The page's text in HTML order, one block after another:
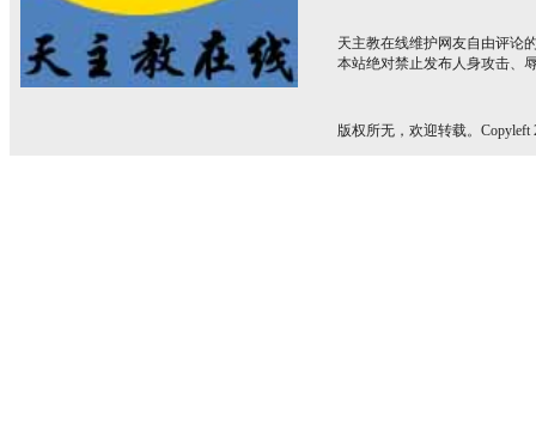
天主教在线维护网友自由评论
本站绝对禁止发布人身攻击、
版权所无，欢迎转载。